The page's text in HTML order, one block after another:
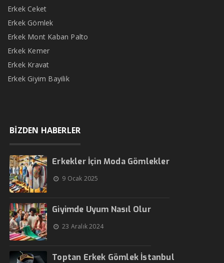
Erkek Ceket
Erkek Gömlek
Erkek Mont Kaban Palto
Erkek Kemer
Erkek Kravat
Erkek Giyim Bayilik
BİZDEN HABERLER
Erkekler İçin Moda Gömlekler
9 Ocak 2025
Giyimde Uyum Nasıl Olur
23 Aralık 2024
Toptan Erkek Gömlek İstanbul